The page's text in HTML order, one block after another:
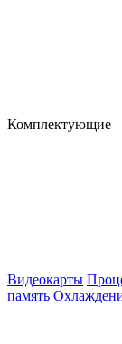
Комплектующие
Видеокарты
память